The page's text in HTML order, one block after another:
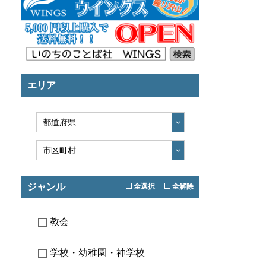
エリア
ジャンル 全選択 全解除
教会
学校・幼稚園・神学校